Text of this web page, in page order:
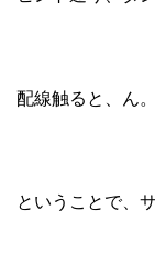
配線触ると、ん
ということで、